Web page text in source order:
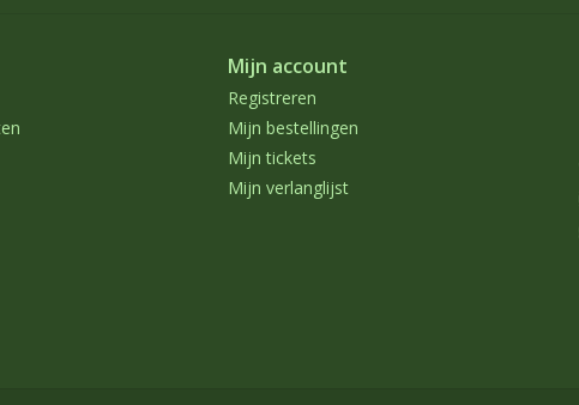
Mijn account
Registreren
Mijn bestellingen
Mijn tickets
Mijn verlanglijst